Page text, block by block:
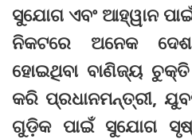
ସୁଯୋଗ ଏବଂ ଆହ୍ୱାନ
ନିକଟରେ ଅନେକ
ହୋଇଥିବା ବାଣିଜ୍ୟ
କରି ପ୍ରଧାନମନ୍ତ୍ରୀ,
ଗୁଡ଼ିକ ପାଇଁ ସୁଯୋଗ